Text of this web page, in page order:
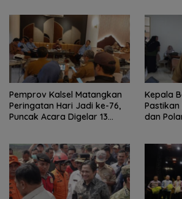
Pemprov Kalsel Matangkan
Peringatan Hari Jadi ke-76,
Puncak Acara Digelar 13
Kepala
Pastikan
dan